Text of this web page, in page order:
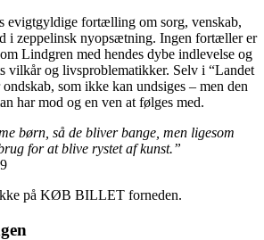
evigtgyldige fortælling om sorg, venskab,
i zeppelinsk nyopsætning. Ingen fortæller er
Lindgren med hendes dybe indlevelse og
vilkår og livsproblematikker. Selv i “Landet
som ikke kan undsiges – men den
har mod og en ven at følges med.
børn, så de bliver bange, men ligesom
for at blive rystet af kunst.”
på KØB BILLET forneden.